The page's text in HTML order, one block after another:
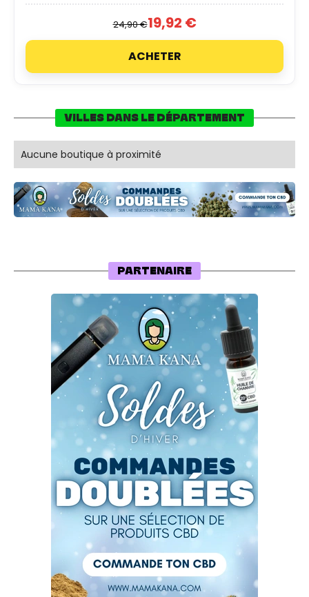
24,90 €19,92 €
ACHETER
VILLES DANS LE DÉPARTEMENT
Aucune boutique à proximité
PARTENAIRE